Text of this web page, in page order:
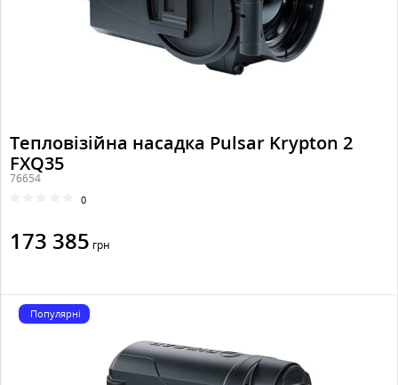
Тепловізійна насадка Pulsar Krypton 2
FXQ35
76654
0
173 385 грн
Популярні